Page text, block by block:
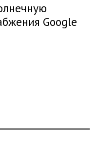
Google